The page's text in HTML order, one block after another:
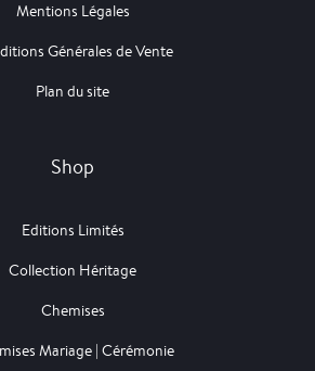
Mentions Légales
Générales de Vente
Plan du site
Shop
Editions Limités
Collection Héritage
Chemises
Mariage | Cérémonie